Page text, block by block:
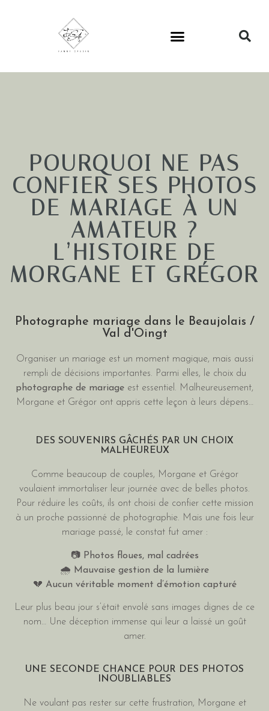
POURQUOI NE PAS
CONFIER SES PHOTOS
DE MARIAGE À UN
AMATEUR ?
L’HISTOIRE DE
MORGANE ET GRÉGOR
Photographe mariage dans le Beaujolais /
Val d'Oingt
Organiser un mariage est un moment magique, mais aussi
rempli de décisions importantes. Parmi elles, le choix du
photographe de mariage est essentiel. Malheureusement,
Morgane et Grégor ont appris cette leçon à leurs dépens…
DES SOUVENIRS GÂCHÉS PAR UN CHOIX
MALHEUREUX
Comme beaucoup de couples, Morgane et Grégor
voulaient immortaliser leur journée avec de belles photos.
Pour réduire les coûts, ils ont choisi de confier cette mission
à un proche passionné de photographie. Mais une fois leur
mariage passé, le constat fut amer :
📷 Photos floues, mal cadrées
🌧️ Mauvaise gestion de la lumière
💔 Aucun véritable moment d’émotion capturé
Leur plus beau jour s’était envolé sans images dignes de ce
nom… Une déception immense qui leur a laissé un goût
amer.
UNE SECONDE CHANCE POUR DES PHOTOS
INOUBLIABLES
Ne voulant pas rester sur cette frustration, Morgane et